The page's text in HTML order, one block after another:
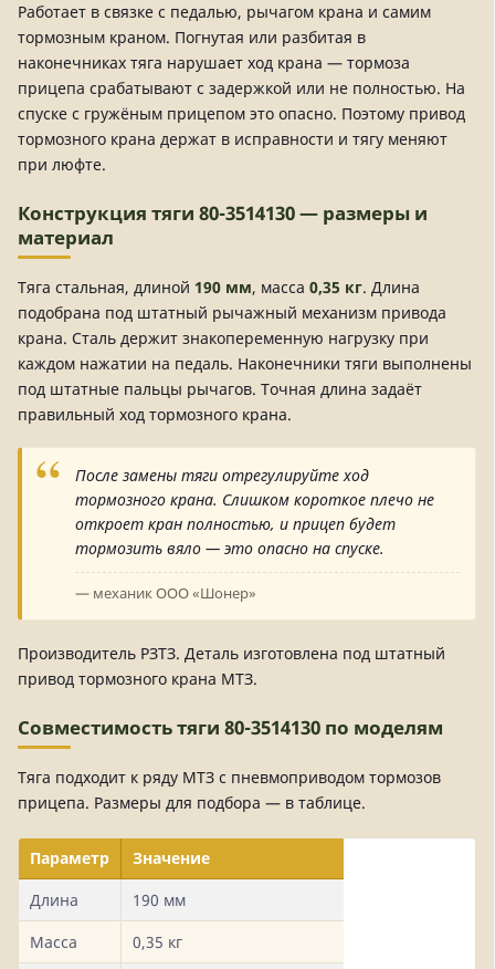
Работает в связке с педалью, рычагом крана и самим
тормозным краном. Погнутая или разбитая в
наконечниках тяга нарушает ход крана — тормоза
прицепа срабатывают с задержкой или не полностью. На
спуске с гружёным прицепом это опасно. Поэтому привод
тормозного крана держат в исправности и тягу меняют
при люфте.
Конструкция тяги 80-3514130 — размеры и
материал
Тяга стальная, длиной 190 мм, масса 0,35 кг. Длина
подобрана под штатный рычажный механизм привода
крана. Сталь держит знакопеременную нагрузку при
каждом нажатии на педаль. Наконечники тяги выполнены
под штатные пальцы рычагов. Точная длина задаёт
правильный ход тормозного крана.
После замены тяги отрегулируйте ход
тормозного крана. Слишком короткое плечо не
откроет кран полностью, и прицеп будет
тормозить вяло — это опасно на спуске.
— механик ООО «Шонер»
Производитель РЗТЗ. Деталь изготовлена под штатный
привод тормозного крана МТЗ.
Совместимость тяги 80-3514130 по моделям
Тяга подходит к ряду МТЗ с пневмоприводом тормозов
прицепа. Размеры для подбора — в таблице.
Параметр
Значение
Длина
190 мм
Масса
0,35 кг